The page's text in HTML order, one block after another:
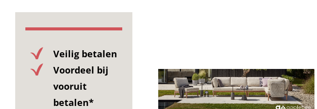
Veilig betalen
Voordeel bij
vooruit
betalen*